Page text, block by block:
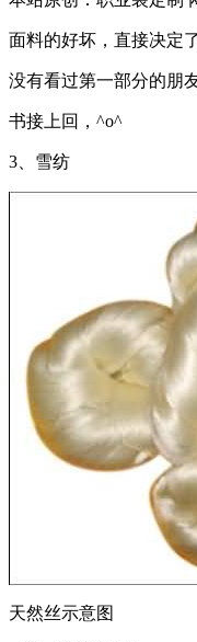
面料的好坏，直接决定
没有看过第一部分的朋
书接上回，^o^
3、雪纺
天然丝示意图